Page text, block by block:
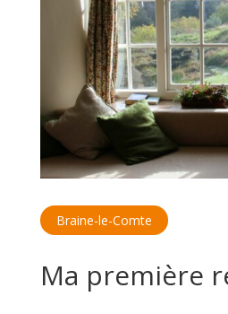
Braine-le-Comte
Ma première